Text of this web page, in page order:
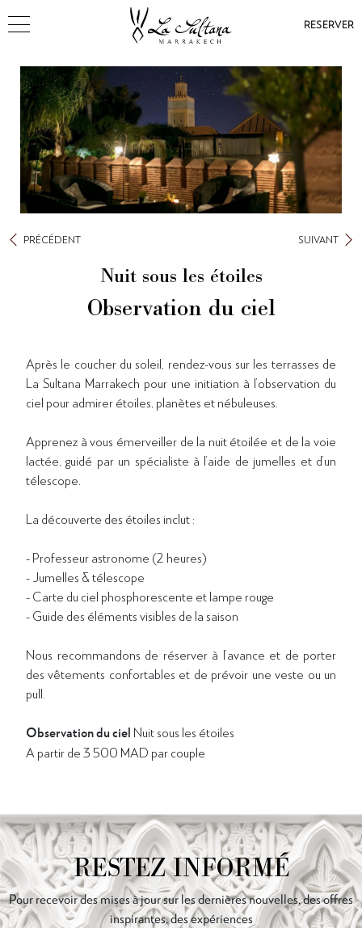
RESERVER
Nuit sous les étoiles
Observation du ciel
PRÉCÉDENT SUIVANT
Après le coucher du soleil, rendez-vous sur les terrasses de
La Sultana Marrakech pour une initiation à l’observation du
ciel pour admirer étoiles, planètes et nébuleuses.
Apprenez à vous émerveiller de la nuit étoilée et de la voie
lactée, guidé par un spécialiste à l’aide de jumelles et d’un
télescope.
La découverte des étoiles inclut :
- Professeur astronome (2 heures)
- Jumelles & télescope
- Carte du ciel phosphorescente et lampe rouge
- Guide des éléments visibles de la saison
Nous recommandons de réserver à l’avance et de porter
des vêtements confortables et de prévoir une veste ou un
pull.
Observation du ciel Nuit sous les étoiles
A partir de 3 500 MAD par couple
RESTEZ INFORMÉ
Pour recevoir des mises à jour sur les dernières nouvelles, des offres
inspirantes, des expériences